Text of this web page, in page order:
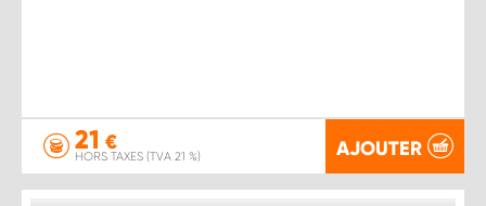
21 €
HORS TAXES (TVA 21 %) AJOUTER